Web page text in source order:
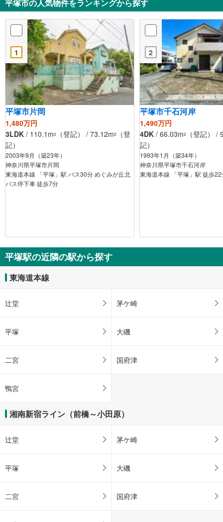
平塚市の人気物件をランキングから探す
1
平塚市片岡
1,480万円
3LDK / 110.1m2 （登記） / 73.12m2
（登
記）
2003年9月（築23年）
神奈川県平塚市片岡
東海道本線 「平塚」駅 バス30分 めぐみが丘北
バス停下車 徒歩7分
2
平塚市千石河岸
1,490万円
4DK / 66.03m2
（登記） /
記）
1993年1月（築34年）
神奈川県平塚市千石河岸
東海道本線 「平塚」駅 徒歩22
平塚駅の近隣の駅から探す
東海道本線
辻堂 茅ケ崎
平塚 大磯
二宮 国府津
鴨宮
湘南新宿ライン（前橋～小田原）
辻堂 茅ケ崎
平塚 大磯
二宮 国府津